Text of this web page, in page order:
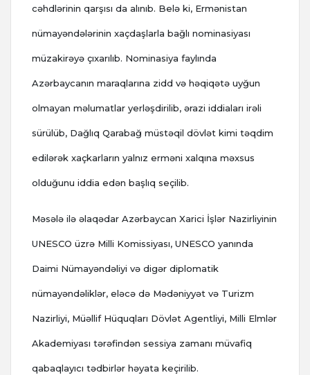
cəhdlərinin qarşısı da alınıb. Belə ki, Ermənistan
nümayəndələrinin xaçdaşlarla bağlı nominasiyası
müzakirəyə çıxarılıb. Nominasiya faylında
Azərbaycanın maraqlarına zidd və həqiqətə uyğun
olmayan məlumatlar yerləşdirilib, ərazi iddiaları irəli
sürülüb, Dağlıq Qarabağ müstəqil dövlət kimi təqdim
edilərək xaçkarların yalnız erməni xalqına məxsus
olduğunu iddia edən başlıq seçilib.
Məsələ ilə əlaqədar Azərbaycan Xarici İşlər Nazirliyinin
UNESCO üzrə Milli Komissiyası, UNESCO yanında
Daimi Nümayəndəliyi və digər diplomatik
nümayəndəliklər, eləcə də Mədəniyyət və Turizm
Nazirliyi, Müəllif Hüquqları Dövlət Agentliyi, Milli Elmlər
Akademiyası tərəfindən sessiya zamanı müvafiq
qabaqlayıcı tədbirlər həyata keçirilib.